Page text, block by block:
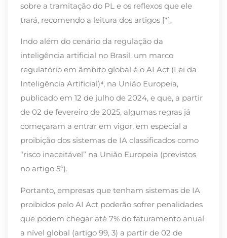
sobre a tramitação do PL e os reflexos que ele
trará, recomendo a leitura dos artigos [*].
Indo além do cenário da regulação da
inteligência artificial no Brasil, um marco
regulatório em âmbito global é o AI Act (Lei da
Inteligência Artificial)⁴, na União Europeia,
publicado em 12 de julho de 2024, e que, a partir
de 02 de fevereiro de 2025, algumas regras já
começaram a entrar em vigor, em especial a
proibição dos sistemas de IA classificados como
“risco inaceitável” na União Europeia (previstos
no artigo 5º).
Portanto, empresas que tenham sistemas de IA
proibidos pelo AI Act poderão sofrer penalidades
que podem chegar até 7% do faturamento anual
a nível global (artigo 99, 3) a partir de 02 de